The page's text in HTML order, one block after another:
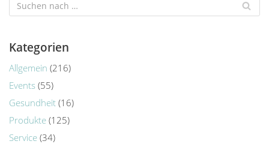
Kategorien
Allgemein (216)
Events (55)
Gesundheit (16)
Produkte (125)
Service (34)